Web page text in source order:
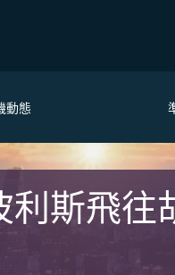
動態
斯飛往